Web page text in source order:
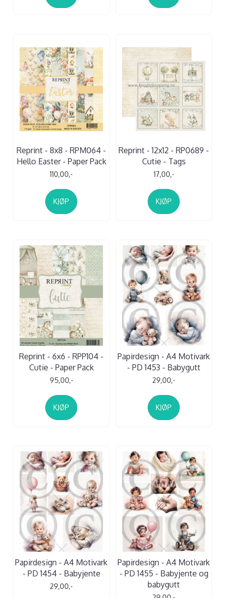
Reprint - 8x8 - RPM064 -
Hello Easter - Paper Pack
110,00,-
KJØP
Reprint - 12x12 - RP0689 -
Cutie - Tags
17,00,-
KJØP
Reprint - 6x6 - RPP104 -
Cutie - Paper Pack
95,00,-
KJØP
Papirdesign - A4 Motivark
- PD 1453 - Babygutt
29,00,-
KJØP
Papirdesign - A4 Motivark
- PD 1454 - Babyjente
29,00,-
Papirdesign - A4 Motivark
- PD 1455 - Babyjente og
babygutt